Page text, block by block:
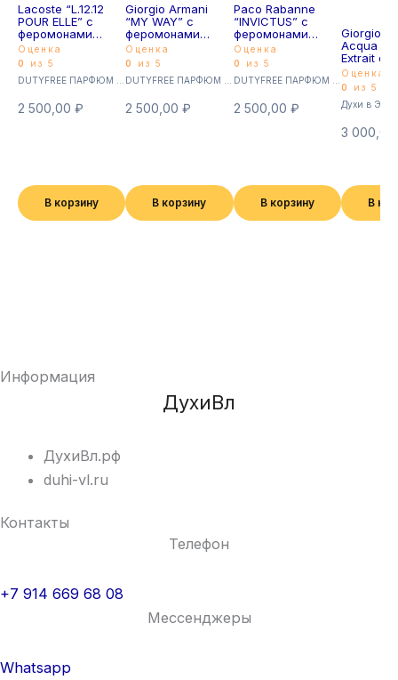
Lacoste “L.12.12
POUR ELLE” с
феромонами
35мл
Оценка
0
из 5
2 500,00 ₽
В корзину
Giorgio Armani
“MY WAY” с
феромонами
35мл
Оценка
0
из 5
2 500,00₽
В корзину
Paco Rabanne
“INVICTUS” с
феромонами
35мл
Оценка
0
из 5
2 500,00 ₽
В корзину
Духи в
Giorgio
Acqua DI
Extrait de
45мл
Оценка
0
из 5
3 000,00
В
Информация
ДухиВл
ДухиВл.рф
duhi-vl.ru
Контакты
Телефон
+7 914 669 68 08
Мессенджеры
Whatsapp